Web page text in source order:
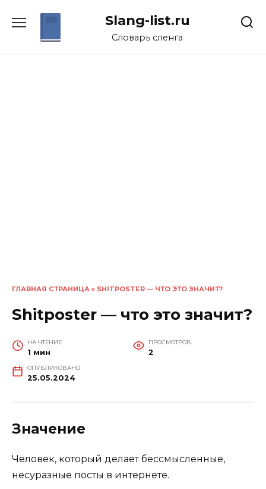
Slang-list.ru
Словарь сленга
ГЛАВНАЯ СТРАНИЦА » SHITPOSTER — ЧТО ЭТО ЗНАЧИТ?
Shitposter — что это значит?
НА ЧТЕНИЕ
1 мин
ПРОСМОТРОВ
2
ОПУБЛИКОВАНО
25.05.2024
Значение
Человек, который делает бессмысленные,
несуразные посты в интернете.